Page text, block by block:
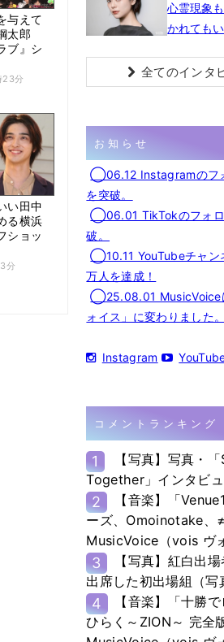
与えて
太郎
ブ』シ
23分
い田中
る横浜
ショッ
分
心霊現象
かれても
全てのインタ
お知らせ
◯06.12 Instagramのフ
を突破。
◯06.01 TikTokのフォロ
破。
◯10.11 YouTubeチャン
万人を達成！
◯25.08.01 MusicVoice
ォイス」に変わりました。
Instagram
コメントランキング
1
【写真】写真・
Together」インタビュ
2
【音楽】「
ーズ、Omoinotake、
MusicVoice（vois ヴ
3
【写真】紅白出
出席した初出場組（写
4
【音楽】「十勝
ひらく～ZION～ 完全